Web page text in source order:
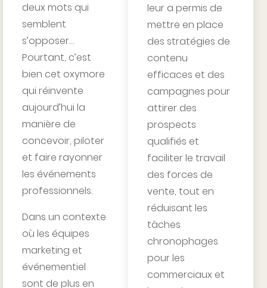
deux mots qui
semblent
s’opposer…
Pourtant, c’est
bien cet oxymore
qui réinvente
aujourd’hui la
manière de
concevoir, piloter
et faire rayonner
les événements
professionnels.
Dans un contexte
où les équipes
marketing et
événementiel
sont de plus en
leur a permis de
mettre en place
des stratégies de
contenu
efficaces et des
campagnes pour
attirer des
prospects
qualifiés et
faciliter le travail
des forces de
vente, tout en
réduisant les
tâches
chronophages
pour les
commerciaux et